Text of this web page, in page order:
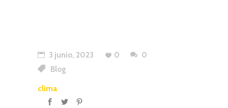
3 junio, 2023 0
0
Blog
clima